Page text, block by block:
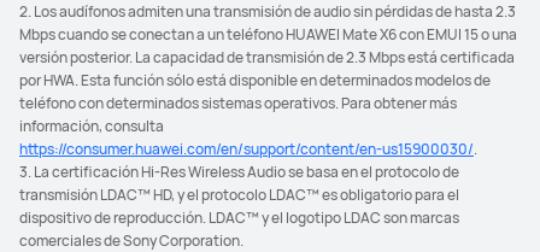
2. Los audífonos admiten una transmisión de audio sin pérdidas de hasta 2.3
Mbps cuando se conectan a un teléfono HUAWEI Mate X6 con EMUI 15 o una
versión posterior. La capacidad de transmisión de 2.3 Mbps está certificada
por HWA. Esta función sólo está disponible en determinados modelos de
teléfono con determinados sistemas operativos. Para obtener más
información, consulta
https://consumer.huawei.com/en/support/content/en-us15900030/.
3. La certificación Hi-Res Wireless Audio se basa en el protocolo de
transmisión LDAC™ HD, y el protocolo LDAC™ es obligatorio para el
dispositivo de reproducción. LDAC™ y el logotipo LDAC son marcas
comerciales de Sony Corporation.